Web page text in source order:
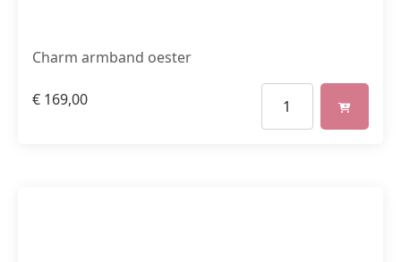
Charm armband oester
€ 169,00